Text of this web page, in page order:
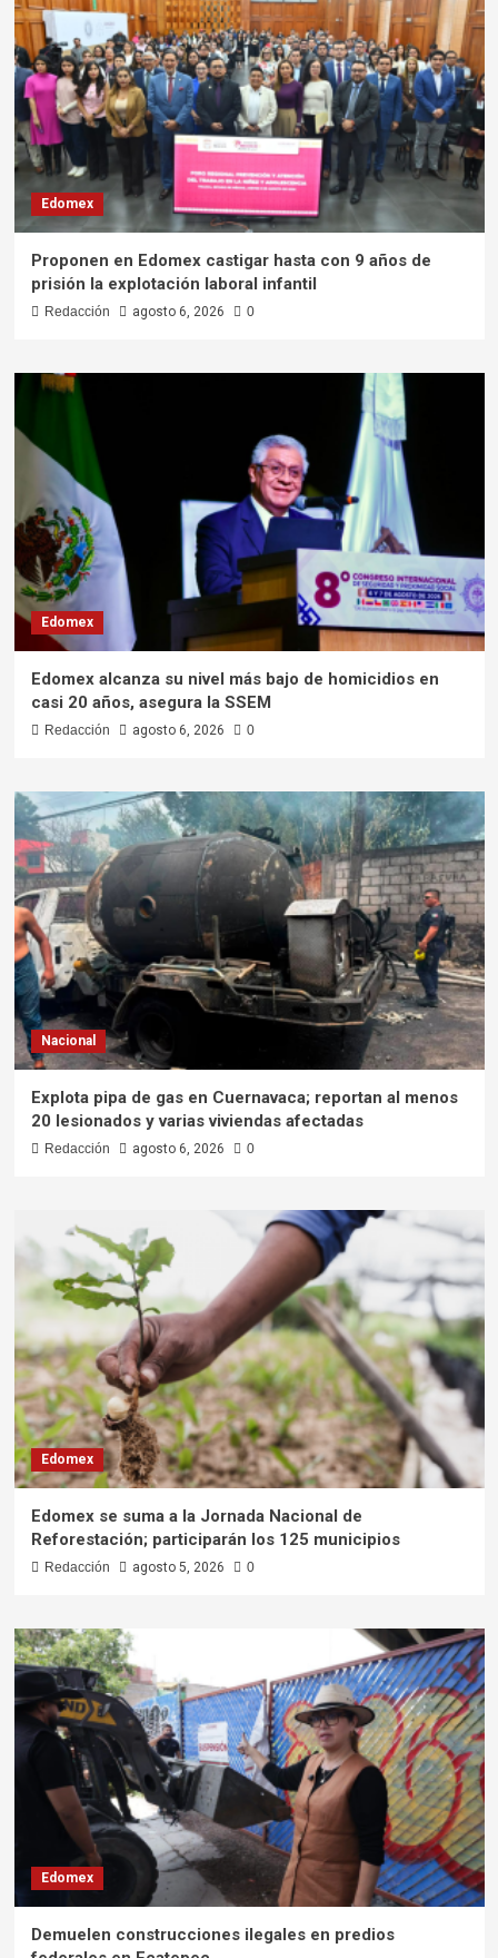
Edomex
Proponen en Edomex castigar hasta con 9 años de
prisión la explotación laboral infantil
Redacción agosto 6, 2026 0
Edomex
Edomex alcanza su nivel más bajo de homicidios en
casi 20 años, asegura la SSEM
Redacción agosto 6, 2026 0
Nacional
Explota pipa de gas en Cuernavaca; reportan al menos
20 lesionados y varias viviendas afectadas
Redacción agosto 6, 2026 0
Edomex
Edomex se suma a la Jornada Nacional de
Reforestación; participarán los 125 municipios
Redacción agosto 5, 2026 0
Edomex
Demuelen construcciones ilegales en predios